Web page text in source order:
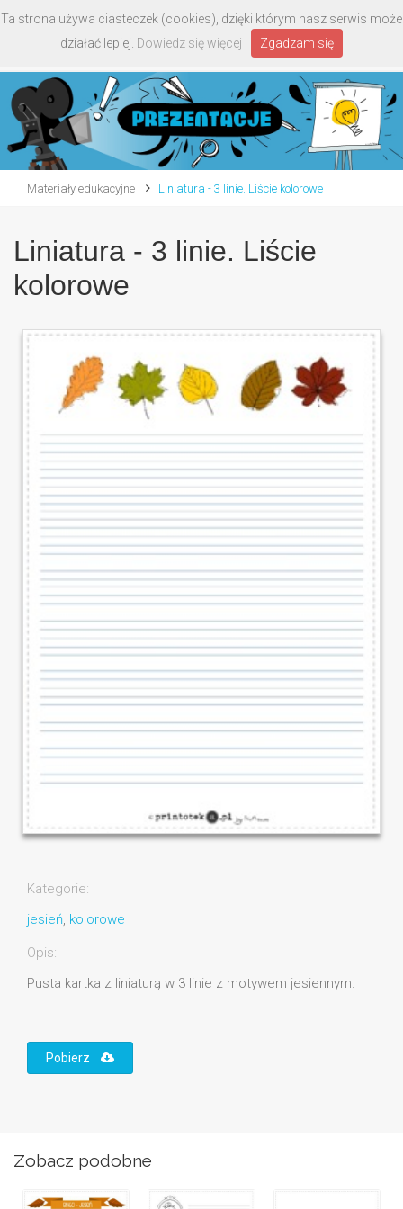
Materiały edukacyjne Liniatura - 3 linie. Liście kolorowe
Liniatura - 3 linie. Liście
kolorowe
Kategorie:
jesień, kolorowe
Opis:
Pusta kartka z liniaturą w 3 linie z motywem jesiennym.
Pobierz
Zobacz podobne
Ta strona używa ciasteczek (cookies), dzięki którym nasz serwis może
działać lepiej. Dowiedz się więcej Zgadzam się